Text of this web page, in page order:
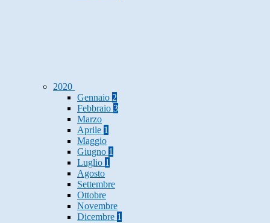
2020
Gennaio 2
Febbraio 3
Marzo
Aprile 1
Maggio
Giugno 1
Luglio 1
Agosto
Settembre
Ottobre
Novembre
Dicembre 1